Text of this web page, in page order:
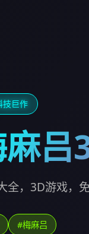
技巨作
吕
全，3D游戏，
#梅麻吕